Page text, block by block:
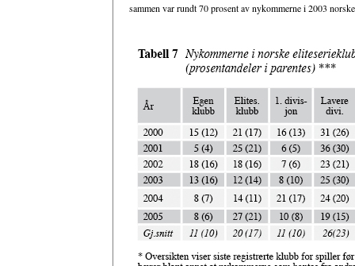
sammen var rundt 70 prosent av nykommerne i 2003